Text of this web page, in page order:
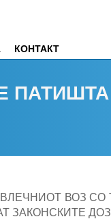
КОНТАКТ
ПАТИШТА
ВОЗ СО
ЗАКОНСКИТЕ